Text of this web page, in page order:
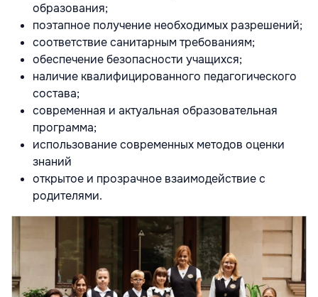
образования;
поэтапное получение необходимых разрешений;
соответствие санитарным требованиям;
обеспечение безопасности учащихся;
наличие квалифицированного педагогического
состава;
современная и актуальная образовательная
программа;
использование современных методов оценки
знаний
открытое и прозрачное взаимодействие с
родителями.